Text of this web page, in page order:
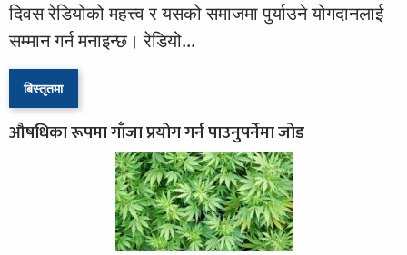
दिवस रेडियोको महत्त्व र यसको समाजमा पुर्याउने योगदानलाई
सम्मान गर्न मनाइन्छ। रेडियो...
बिस्तृतमा
औषधिका रूपमा गाँजा प्रयोग गर्न पाउनुपर्नेमा जोड